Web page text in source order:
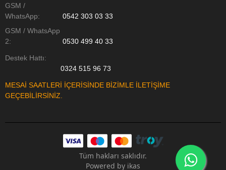
GSM /
WhatsApp:
0542 303 03 33
GSM / WhatsApp
2:
0530 499 40 33
Destek Hattı:
0324 515 96 73
MESAİ SAATLERİ İÇERİSİNDE BİZİMLE İLETİŞİME
GEÇEBİLİRSİNİZ.
Tüm hakları saklıdır.
Powered by ikas